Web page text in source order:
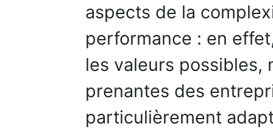
aspects de la
performance : en
les valeurs possibles,
prenantes des
particulièrement